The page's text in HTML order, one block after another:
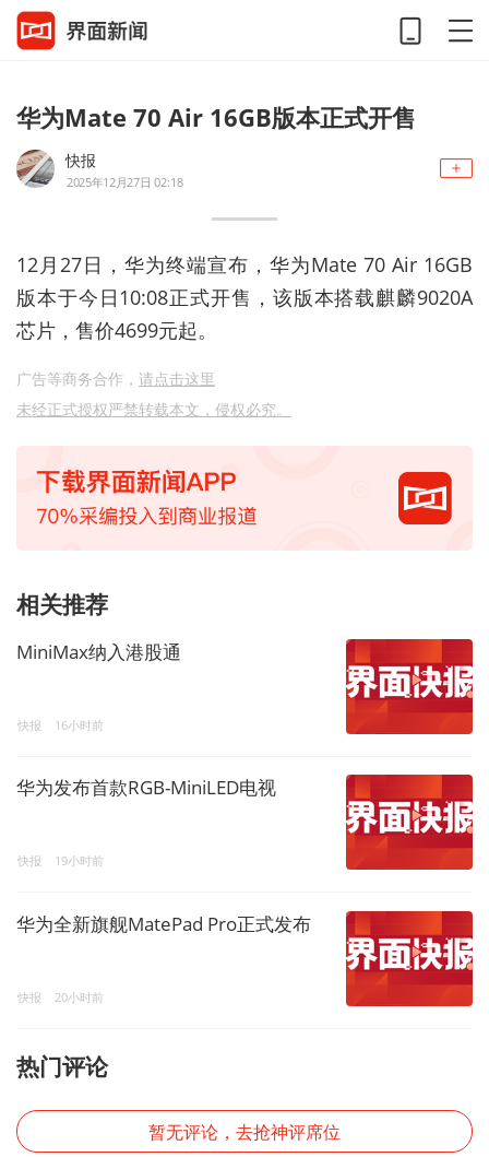
华为Mate 70 Air 16GB版本正式开售
快报
2025年12月27日 02:18
12月27日，华为终端宣布，华为Mate 70 Air 16GB
版本于今日10:08正式开售，该版本搭载麒麟9020A
芯片，售价4699元起。
广告等商务合作， 请点击这里
未经正式授权严禁转载本文，侵权必究。
相关推荐
MiniMax纳入港股通
快报 16小时前
华为发布首款RGB-MiniLED电视
快报 19小时前
华为全新旗舰MatePad Pro正式发布
快报 20小时前
热门评论
暂无评论，去抢神评席位